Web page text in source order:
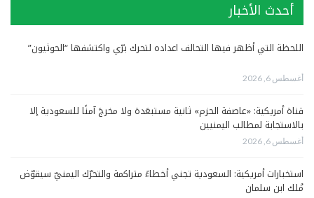
أحدث الأخبار
اللحظة التي أظهر فيها التحالف اعداده لتحرك برّي واكتشفها “الحوثيون”
أغسطس 6, 2026
قناة أمريكية: «عاصفة الحزم» ثانية مستبعَدة ولا مخرجَ آمنًا للسعودية إلا
بالاستجابة لمطالب اليمنيين
أغسطس 6, 2026
استخبارات أمريكية: السعودية تجني أخطاءً متراكمة والتحرّك اليمنيّ سيقوّض
مُلك ابن سلمان